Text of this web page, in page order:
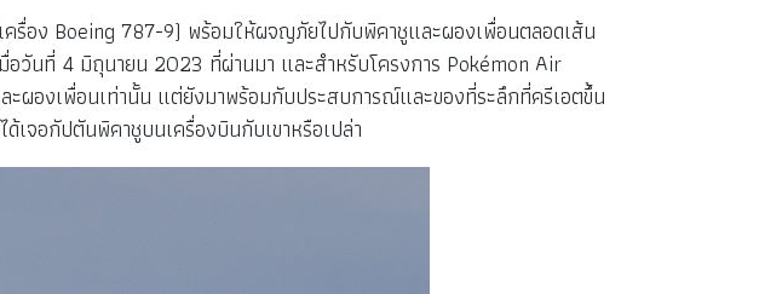
รื่อง Boeing 787-9) พร้อมให้ผจญภัยไปกับพิคาชูและผองเพื่อนตลอดเส้น
อวันที่ 4 มิถุนายน 2023 ที่ผ่านมา และสำหรับโครงการ Pokémon Air
ผองเพื่อนเท่านั้น แต่ยังมาพร้อมกับประสบการณ์และของที่ระลึกที่ครีเอตขึ้น
เจอกัปตันพิคาชูบนเครื่องบินกับเขาหรือเปล่า